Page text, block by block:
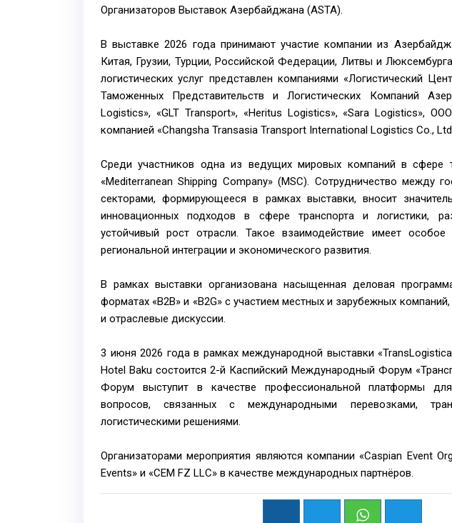
Организаторов Выставок Азербайджана (ASTA).
В выставке 2026 года принимают участие компании из
Китая, Грузии, Турции, Российской Федерации, Литвы и
логистических услуг представлен компаниями «Логистический
Таможенных Представительств и Логистических Компаний
Logistics», «GLT Transport», «Heritus Logistics», «Sara Logistics»,
компанией «Changsha Transasia Transport International Logistics Co.,
Среди участников одна из ведущих мировых компаний в сфере
«Mediterranean Shipping Company» (MSC). Сотрудничество между
секторами, формирующееся в рамках выставки, вносит
инновационных подходов в сфере транспорта и логистики,
устойчивый рост отрасли. Такое взаимодействие имеет особое
региональной интеграции и экономического развития.
В рамках выставки организована насыщенная деловая
форматах «B2B» и «B2G» с участием местных и зарубежных
и отраслевые дискуссии.
3 июня 2026 года в рамках международной выставки
Hotel Baku состоится 2-й Каспийский Международный Форум
Форум выступит в качестве профессиональной платформы
вопросов, связанных с международными перевозками,
логистическими решениями.
Организаторами мероприятия являются компании «Caspian Event
Events» и «CEM FZ LLC» в качестве международных партнёров.